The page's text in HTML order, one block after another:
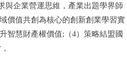
與企業營運思維，產業出題學界師
價值共創為核心的創新創業學習實
智慧財產權價值;（4）策略結盟國